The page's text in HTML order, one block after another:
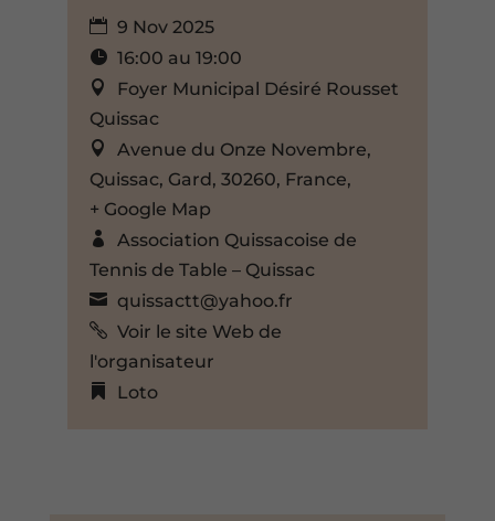
9 Nov 2025
16:00 au 19:00
Foyer Municipal Désiré Rousset
Quissac
Avenue du Onze Novembre,
Quissac, Gard, 30260, France,
+ Google Map
Association Quissacoise de
Tennis de Table – Quissac
quissactt@yahoo.fr
Voir le site Web de
l'organisateur
Loto